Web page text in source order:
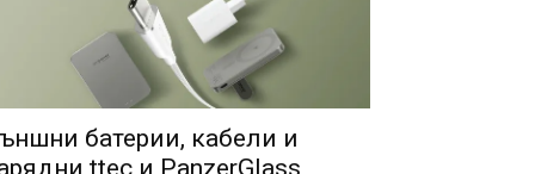
батерии, кабели и
ttec и PanzerGlass